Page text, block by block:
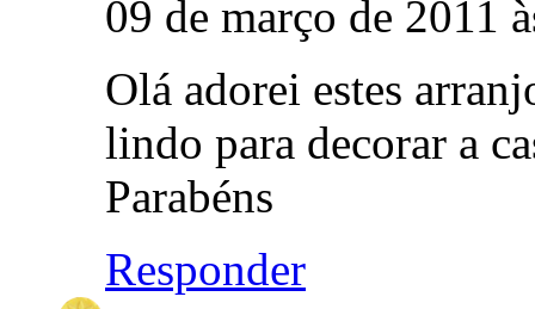
09 de março de 2011
Olá adorei estes
lindo para decorar a
Parabéns
Responder